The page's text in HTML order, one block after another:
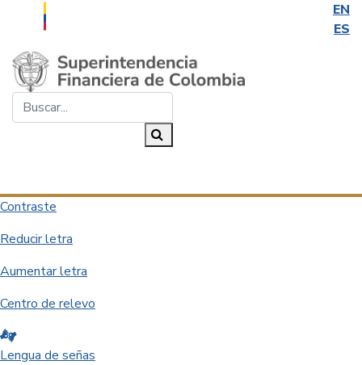
EN
ES
Saltar al contenido principal
Contraste
Reducir letra
Aumentar letra
Centro de relevo
Lengua de señas